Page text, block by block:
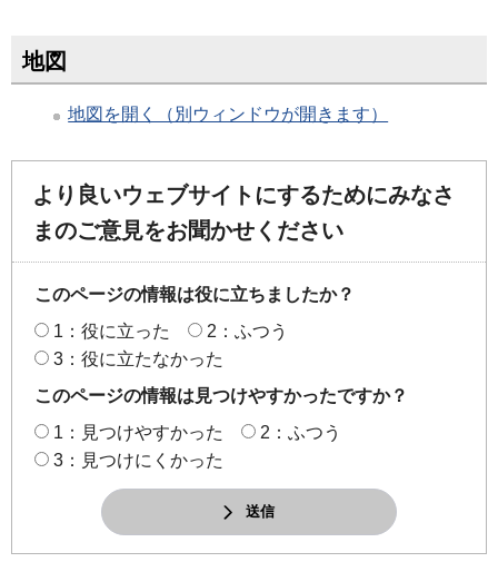
地図
地図を開く（別ウィンドウが開きます）
より良いウェブサイトにするためにみなさ
まのご意見をお聞かせください
このページの情報は役に立ちましたか？
1：役に立った
2：ふつう
3：役に立たなかった
このページの情報は見つけやすかったですか？
1：見つけやすかった
2：ふつう
3：見つけにくかった
送信